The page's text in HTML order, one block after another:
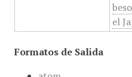
el
Formatos de Salida